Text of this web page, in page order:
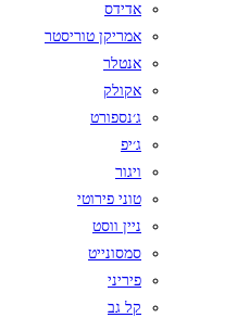
אדידס
אמריקן טוריסטר
אנטלר
אקולק
ג׳נספורט
ג׳יפ
ויגור
טוני פירוטי
ניין ווסט
סמסונייט
פיריני
קל גב